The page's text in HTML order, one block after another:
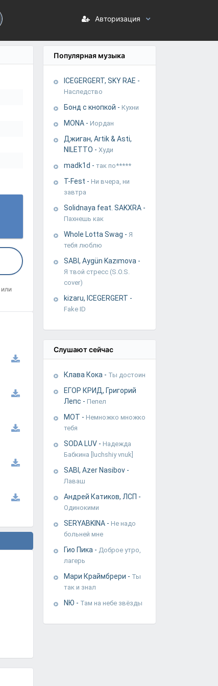
Авторизация
или
Популярная музыка
ICEGERGERT, SKY RAE -
Наследство
Бонд с кнопкой - Кухни
MONA - Иордан
Джиган, Artik & Asti,
NILETTO - Худи
madk1d - так по*****
T-Fest - Ни вчера, ни
завтра
Solidnaya feat. SAKXRA -
Пахнешь как
Whole Lotta Swag - Я
тебя люблю
SABI, Aygün Kazımova -
Я твой стресс (S.O.S.
cover)
kizaru, ICEGERGERT -
Fake ID
Слушают сейчас
Клава Кока - Ты достоин
ЕГОР КРИД, Григорий
Лепс - Пепел
МОТ - Немножко множко
тебя
SODA LUV - Надежда
Бабкина [luchshiy vnuk]
SABI, Azer Nasibov -
Лаваш
Андрей Катиков, ЛСП -
Одинокими
SERYABKINA - Не надо
больней мне
Гио Пика - Доброе утро,
лагерь
Мари Краймбрери - Ты
так и знал
NЮ - Там на небе звёзды